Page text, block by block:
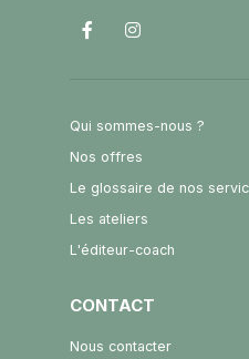
Qui sommes-nous ?
Nos offres
Le glossaire de nos
Les ateliers
L'éditeur-coach
CONTACT
Nous contacter